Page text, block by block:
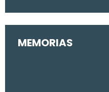
MEMORIAS